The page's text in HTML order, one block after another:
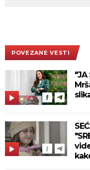
POVEZANE VESTI
"JA